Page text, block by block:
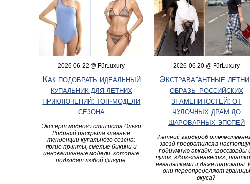
2026-06-22 @ FürLuxury
Как подобрать идеальный
купальник для летних
приключений: топ‑модели
сезона
Эксперт модного стилиста Ольги
Родиной раскрыла главные
тенденции купального сезона:
яркие принты, смелые бикини и
инновационные модели, которые
подходят любой фигуре.
2026-06-20 @ FürLuxury
Экстравагантные
образы российских
знаменитостей: от
чулочных драм до
шароварных эпопей
Летний гардероб
звезд превратился в
подиумную аркаду: кроссворды
чулок, юбок‑«занавесок»,
неваляшками и даже шаровары.
они переопределяют границы
вкуса?